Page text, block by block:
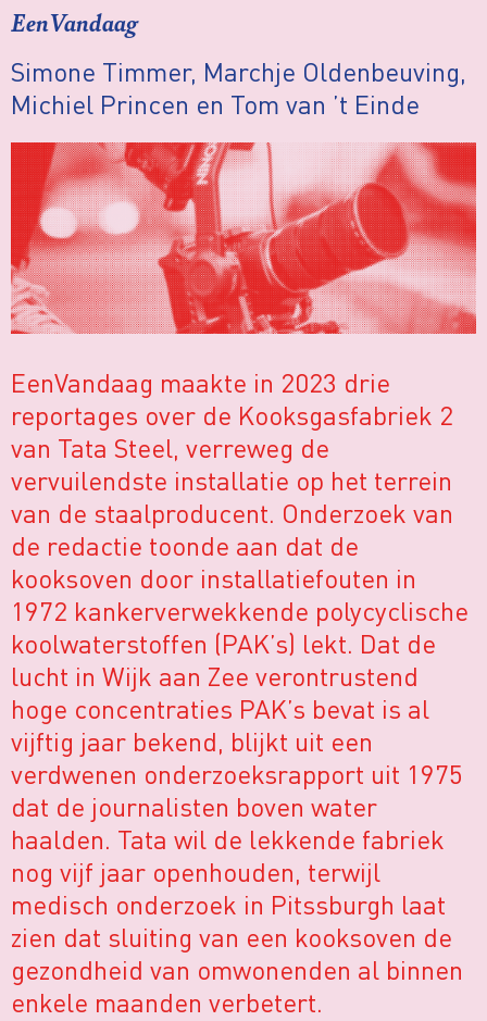
EenVandaag
Simone Timmer, Marchje Oldenbeuving,
Michiel Princen en Tom van ’t Einde
EenVandaag maakte in 2023 drie
reportages over de Kooksgasfabriek 2
van Tata Steel, verreweg de
vervuilendste installatie op het terrein
van de staalproducent. Onderzoek van
de redactie toonde aan dat de
kooksoven door installatiefouten in
1972 kankerverwekkende polycyclische
koolwaterstoffen (PAK’s) lekt. Dat de
lucht in Wijk aan Zee verontrustend
hoge concentraties PAK’s bevat is al
vijftig jaar bekend, blijkt uit een
verdwenen onderzoeksrapport uit 1975
dat de journalisten boven water
haalden. Tata wil de lekkende fabriek
nog vijf jaar openhouden, terwijl
medisch onderzoek in Pitssburgh laat
zien dat sluiting van een kooksoven de
gezondheid van omwonenden al binnen
enkele maanden verbetert.